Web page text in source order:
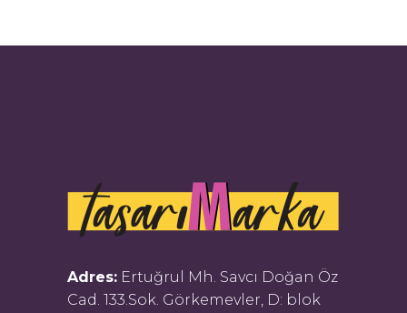
Adres: Ertuğrul Mh. Savcı Doğan Öz
Cad. 133.Sok. Görkemevler, D: blok